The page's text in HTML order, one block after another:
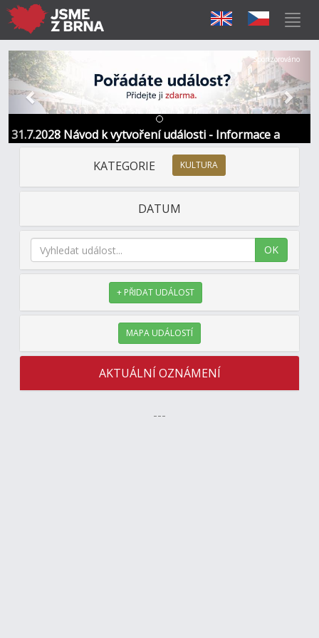
31.7.2028 Návod k vytvoření události - Informace a
kontakt
Předchozí Další
Sponzorováno
KATEGORIE KULTURA
DATUM
OK
+ PŘIDAT UDÁLOST
MAPA UDÁLOSTÍ
AKTUÁLNÍ OZNÁMENÍ
---